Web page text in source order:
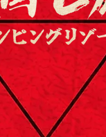
出演📺】戦国七
グリゾートの「投
テレビ『ぽかぽ
しました